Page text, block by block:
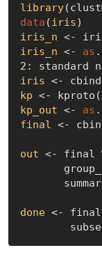
library
data (iris)
iris_n <-
iris_n <- as .
2: standard
iris <-
kp <-
kp_out <- as .
final <-
out <- final
done <- final